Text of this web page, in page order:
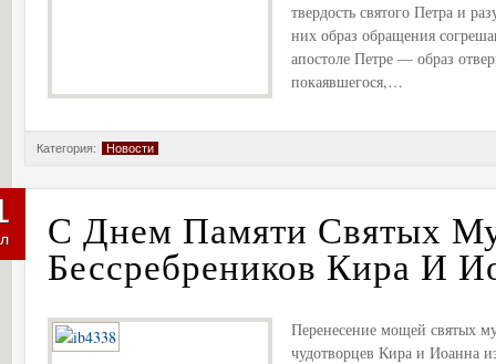
твердость святого Петра и
них образ обращения
апостоле Петре — образ
покаявшегося,…
Категория: Новости
С Днем Памяти Святых
Бессребреников Кира И
Перенесение мощей святых
чудотворцев Кира и Иоанна